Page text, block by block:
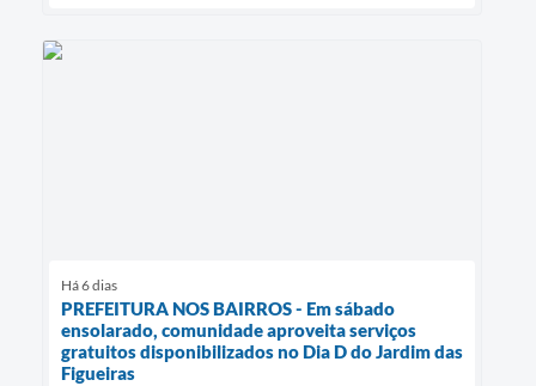
Há 6 dias
PREFEITURA NOS BAIRROS - Em sábado
ensolarado, comunidade aproveita serviços
gratuitos disponibilizados no Dia D do Jardim das
Figueiras